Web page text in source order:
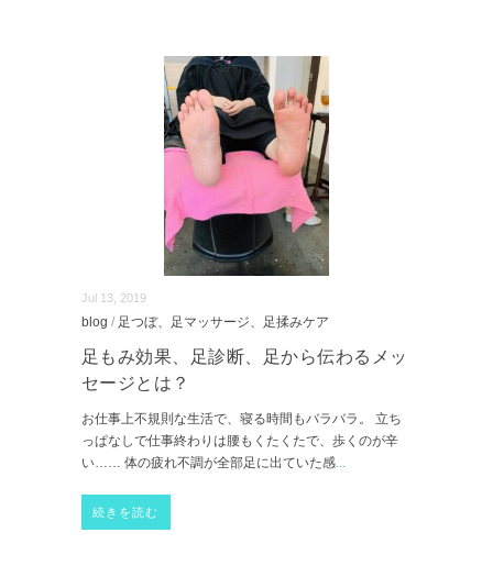
Jul 13, 2019
blog / 足つぼ、足マッサージ、足揉みケア
足もみ効果、足診断、足から伝わるメッ
セージとは？
お仕事上不規則な生活で、寝る時間もバラバラ。 立ち
っぱなしで仕事終わりは腰もくたくたで、歩くのが辛
い…… 体の疲れ不調が全部足に出ていた感...
続きを読む